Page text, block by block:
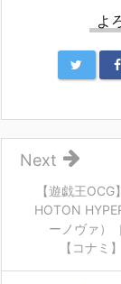
よ
【遊戯王
HOTON
ーノヴァ）
【コナミ
Next